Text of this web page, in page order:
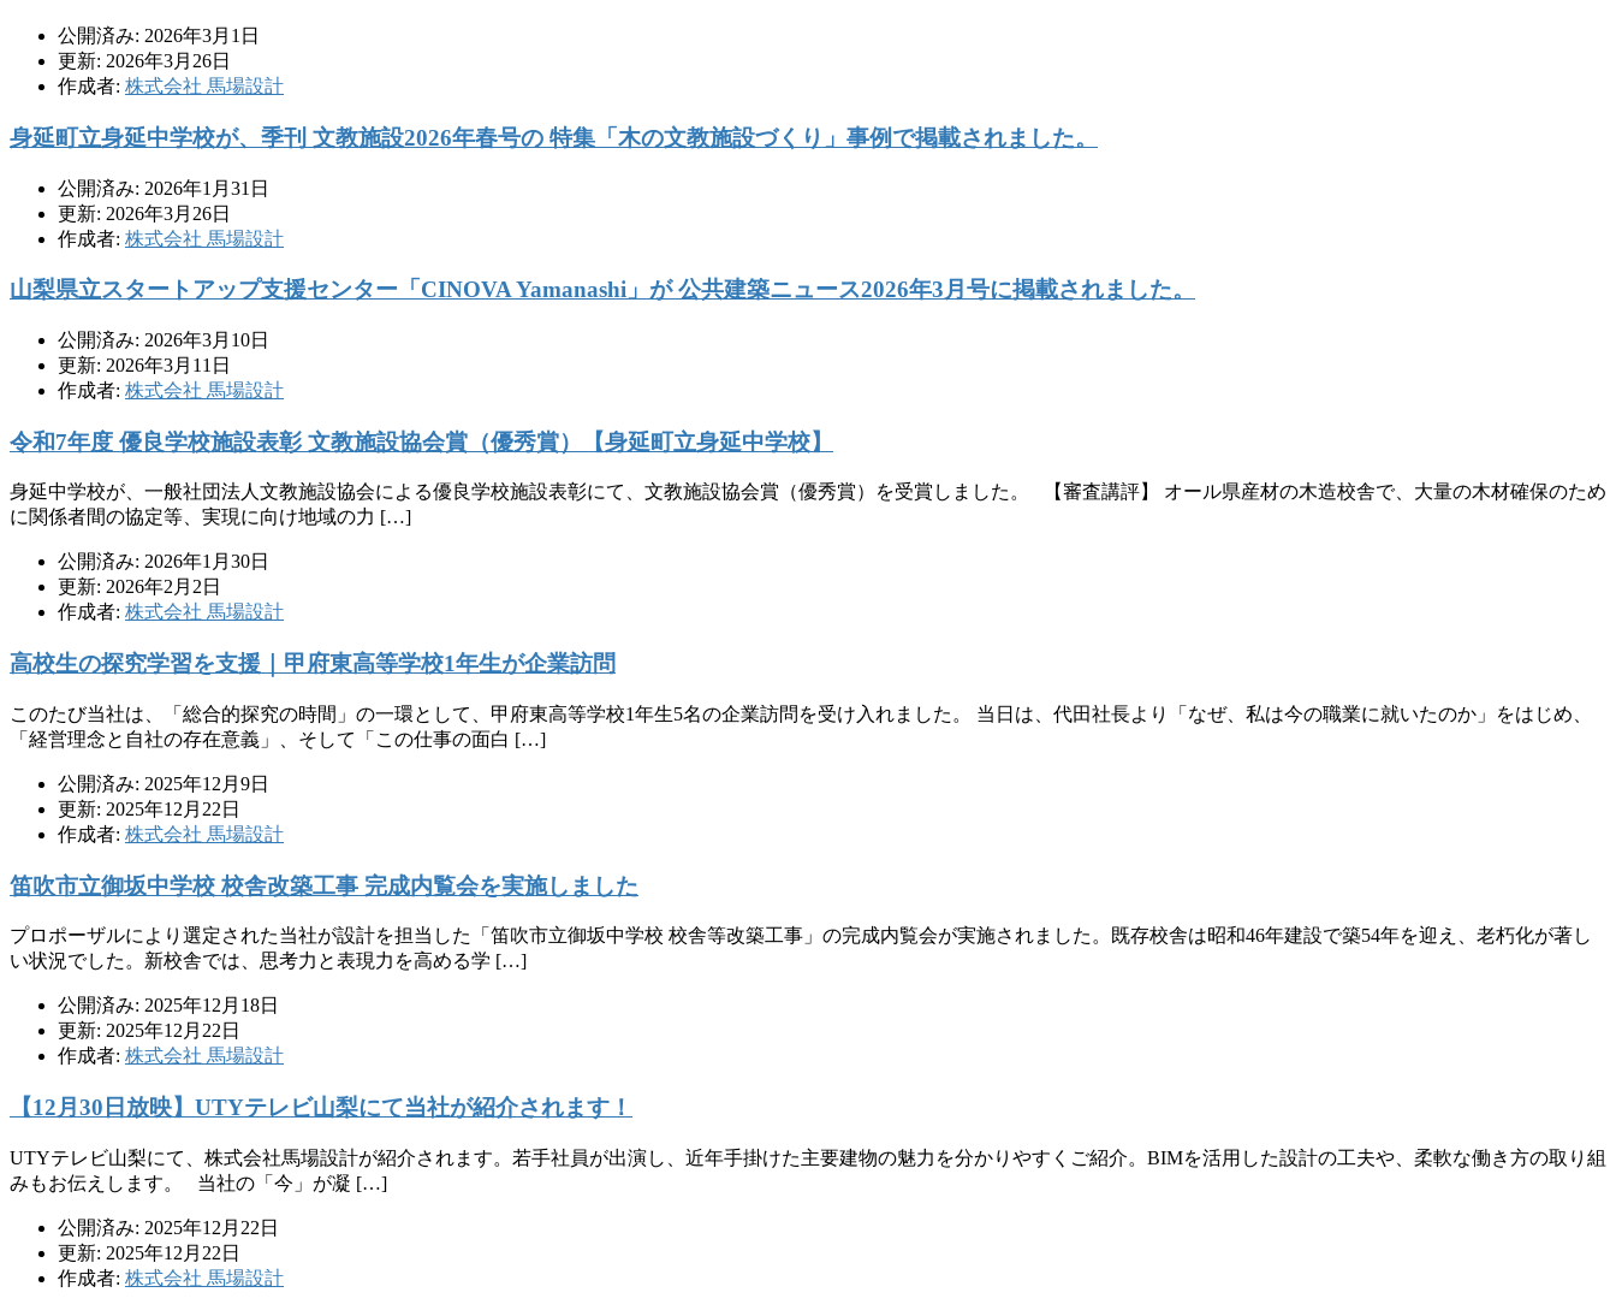
公開済み: 2026年3月1日
更新: 2026年3月26日
作成者: 株式会社 馬場設計
身延町立身延中学校が、季刊 文教施設2026年春号の 特集「木の文教施設づくり」事例で掲載されました。
公開済み: 2026年1月31日
更新: 2026年3月26日
作成者: 株式会社 馬場設計
山梨県立スタートアップ支援センター「CINOVA Yamanashi」が 公共建築ニュース2026年3月号に掲載されました。
公開済み: 2026年3月10日
更新: 2026年3月11日
作成者: 株式会社 馬場設計
令和7年度 優良学校施設表彰 文教施設協会賞（優秀賞）【身延町立身延中学校】
身延中学校が、一般社団法人文教施設協会による優良学校施設表彰にて、文教施設協会賞（優秀賞）を受賞しました。 【審査講評】 オール県産材の木造校舎で、大量の木材確保のため
に関係者間の協定等、実現に向け地域の力 […]
公開済み: 2026年1月30日
更新: 2026年2月2日
作成者: 株式会社 馬場設計
高校生の探究学習を支援｜甲府東高等学校1年生が企業訪問
このたび当社は、「総合的探究の時間」の一環として、甲府東高等学校1年生5名の企業訪問を受け入れました。 当日は、代田社長より「なぜ、私は今の職業に就いたのか」をはじめ、
「経営理念と自社の存在意義」、そして「この仕事の面白 […]
公開済み: 2025年12月9日
更新: 2025年12月22日
作成者: 株式会社 馬場設計
笛吹市立御坂中学校 校舎改築工事 完成内覧会を実施しました
プロポーザルにより選定された当社が設計を担当した「笛吹市立御坂中学校 校舎等改築工事」の完成内覧会が実施されました。既存校舎は昭和46年建設で築54年を迎え、老朽化が著し
い状況でした。新校舎では、思考力と表現力を高める学 […]
公開済み: 2025年12月18日
更新: 2025年12月22日
作成者: 株式会社 馬場設計
【12月30日放映】UTYテレビ山梨にて当社が紹介されます！
UTYテレビ山梨にて、株式会社馬場設計が紹介されます。若手社員が出演し、近年手掛けた主要建物の魅力を分かりやすくご紹介。BIMを活用した設計の工夫や、柔軟な働き方の取り組
みもお伝えします。 当社の「今」が凝 […]
公開済み: 2025年12月22日
更新: 2025年12月22日
作成者: 株式会社 馬場設計